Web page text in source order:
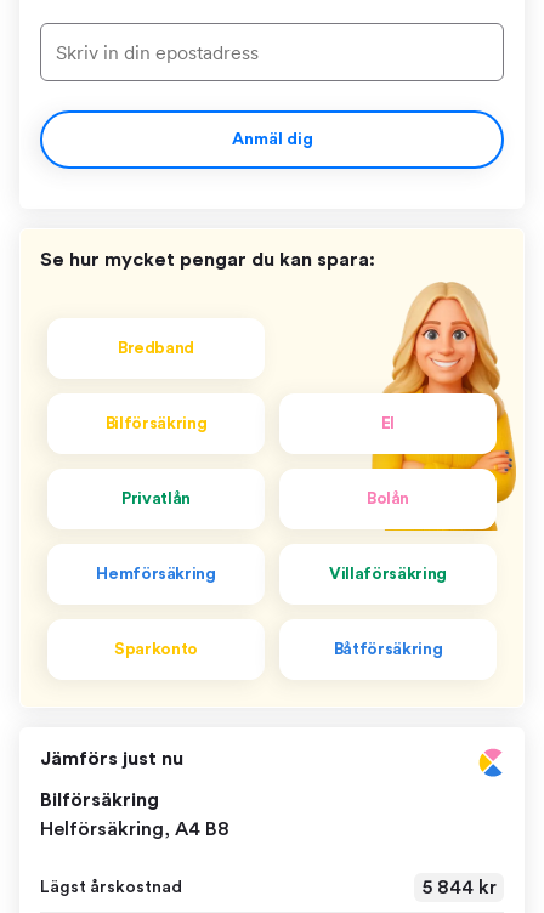
Anmäl dig
Se hur mycket pengar du kan spara:
Bredband
Bilförsäkring El
Privatlån Bolån
Hemförsäkring Villaförsäkring
Sparkonto Båtförsäkring
Jämförs just nu
Bilförsäkring
Helförsäkring, A4 B8
Lägst årskostnad 5 844 kr